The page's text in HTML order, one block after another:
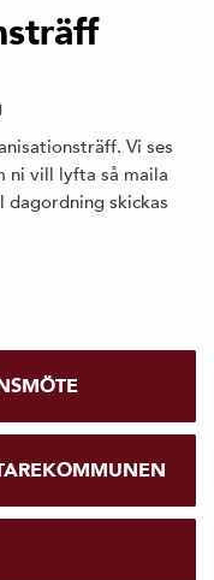
Vi ses
ni vill lyfta så maila
dagordning skickas